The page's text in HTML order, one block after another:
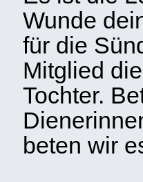
Wunde
für die
Mitglied
Tochter.
beten wir